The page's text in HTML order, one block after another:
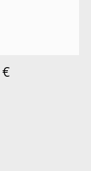
€